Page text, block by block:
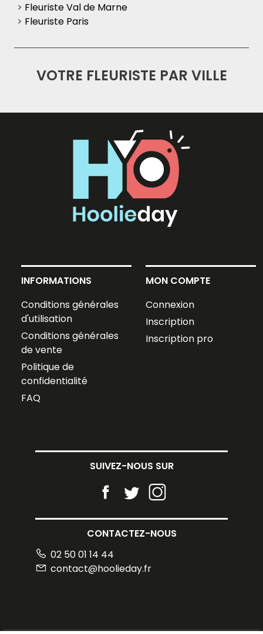
> Fleuriste Val de Marne
> Fleuriste Paris
VOTRE FLEURISTE PAR VILLE
INFORMATIONS
Conditions générales
d'utilisation
Conditions générales
de vente
Politique de
confidentialité
FAQ
MON COMPTE
Connexion
Inscription
Inscription pro
SUIVEZ-NOUS SUR
CONTACTEZ-NOUS
02 50 01 14 44
contact@hoolieday.fr